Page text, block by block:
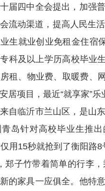
四中全会提出，加强普
流动渠道，提高人民生
生就业创业免租金住宿
科及以上学历高校毕业
租、物业费、取暖费、
居项目，最近“就享家”
临沂市兰山区，是山东
岛针对高校毕业生推
用15秒就抢到了衡阳路8
子竹带着简单的行李，
的家具一应俱全。他特